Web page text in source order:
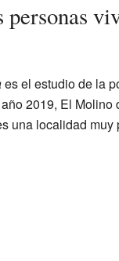
personas
es el estudio de la
2019, El
una localidad muy